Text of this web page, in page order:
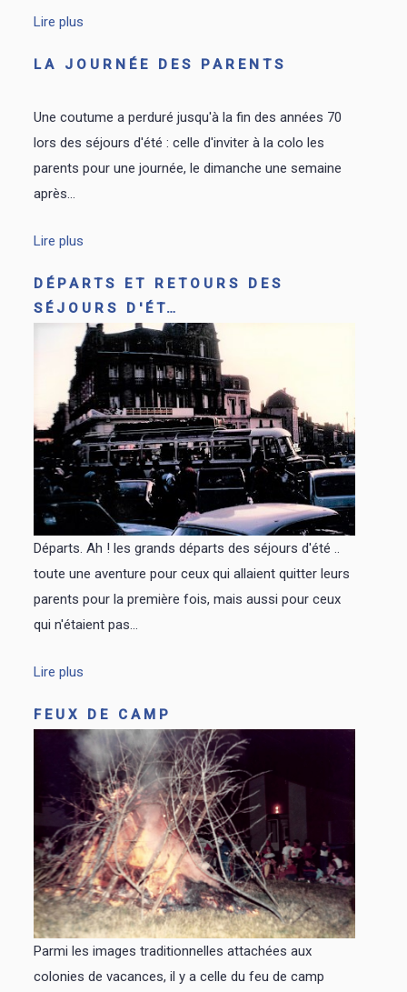
Lire plus
LA JOURNÉE DES PARENTS
Une coutume a perduré jusqu'à la fin des années 70
lors des séjours d'été : celle d'inviter à la colo les
parents pour une journée, le dimanche une semaine
après...
Lire plus
DÉPARTS ET RETOURS DES
SÉJOURS D'ÉT…
Départs. Ah ! les grands départs des séjours d'été ..
toute une aventure pour ceux qui allaient quitter leurs
parents pour la première fois, mais aussi pour ceux
qui n'étaient pas...
Lire plus
FEUX DE CAMP
Parmi les images traditionnelles attachées aux
colonies de vacances, il y a celle du feu de camp